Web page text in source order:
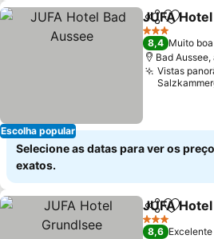
Escolha popular
Partilhar
JUFA
3 Estrelas
8,4 Muito boa
Bad
Vistas
Selecione as datas para ver os
exatos.
Partilhar
JUFA
3 Estrelas
8,6 Excelente